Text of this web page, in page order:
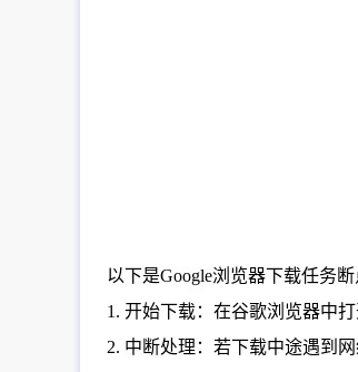
以下是Google浏览器下载任务断
1. 开始下载：在谷歌浏览器中
2. 中断处理：若下载中途遇到